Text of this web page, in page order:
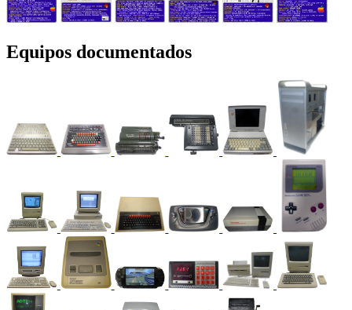
Equipos documentados